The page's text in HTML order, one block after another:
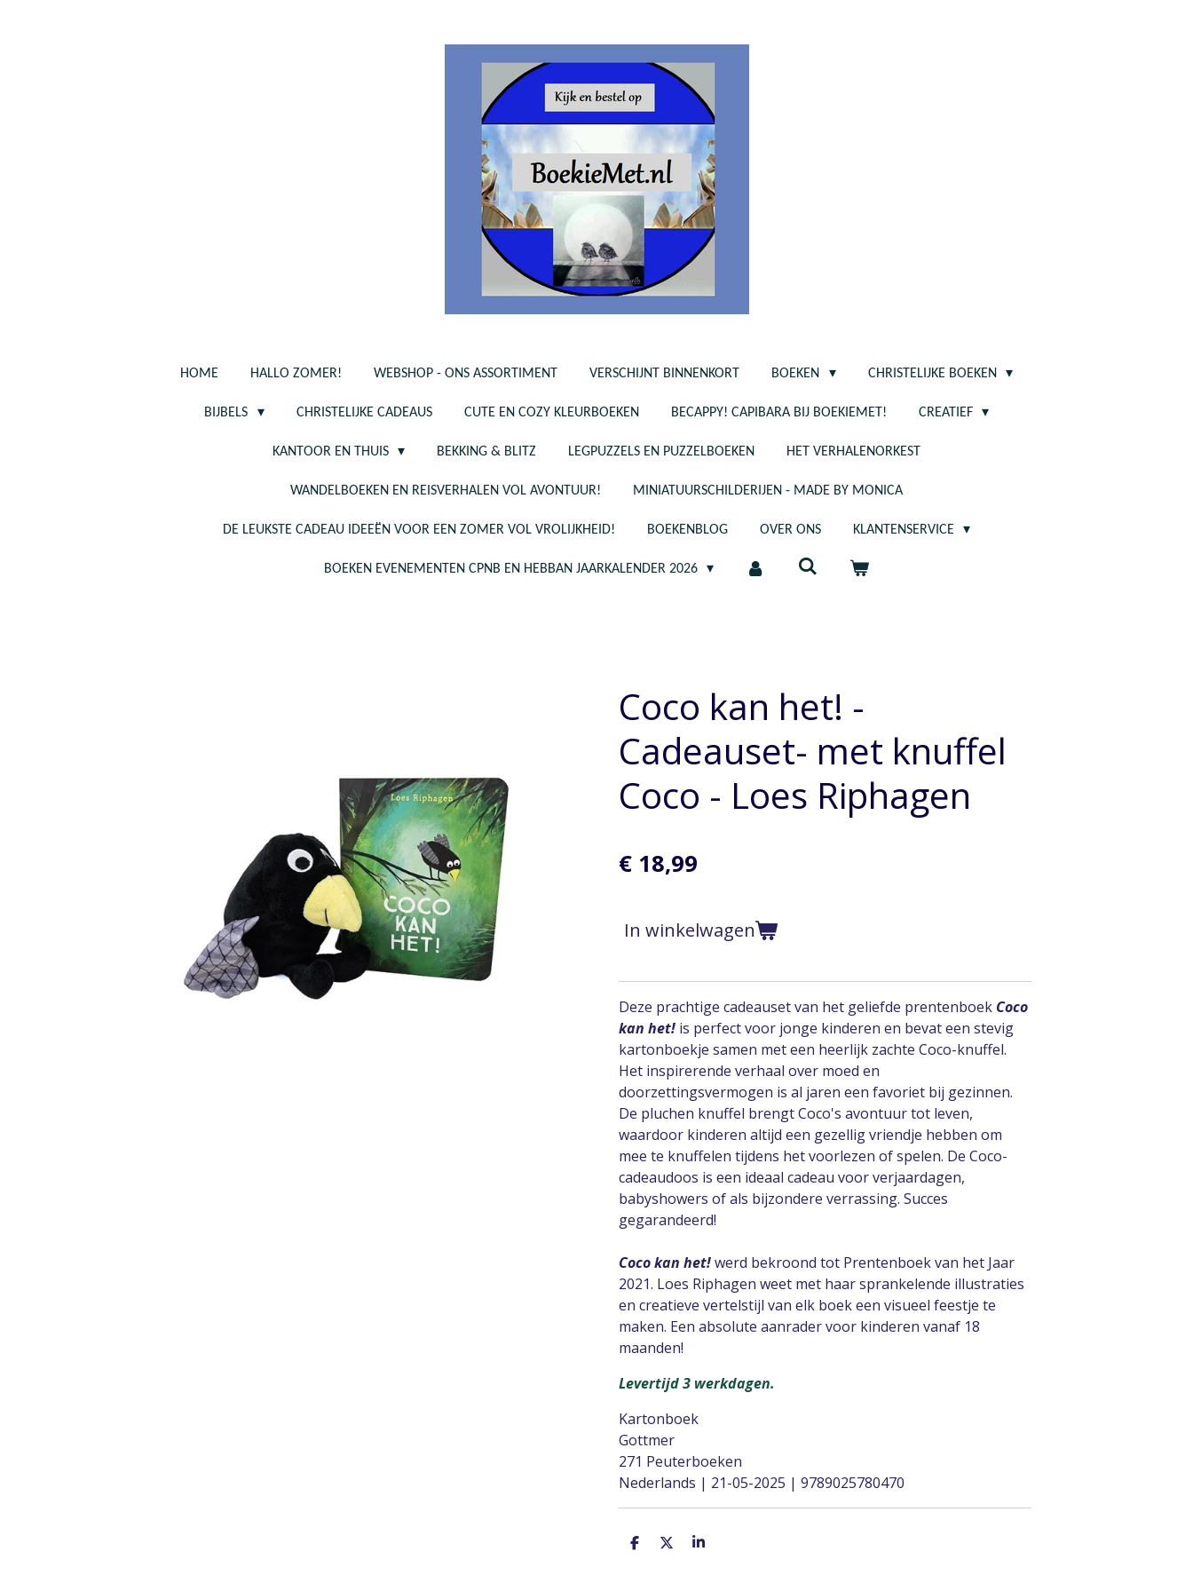
HOME HALLO ZOMER! WEBSHOP - ONS ASSORTIMENT VERSCHIJNT BINNENKORT BOEKEN CHRISTELIJKE BOEKEN
BIJBELS CHRISTELIJKE CADEAUS CUTE EN COZY KLEURBOEKEN BECAPPY! CAPIBARA BIJ BOEKIEMET! CREATIEF
KANTOOR EN THUIS BEKKING & BLITZ LEGPUZZELS EN PUZZELBOEKEN HET VERHALENORKEST
WANDELBOEKEN EN REISVERHALEN VOL AVONTUUR! MINIATUURSCHILDERIJEN - MADE BY MONICA
DE LEUKSTE CADEAU IDEEËN VOOR EEN ZOMER VOL VROLIJKHEID! BOEKENBLOG OVER ONS KLANTENSERVICE
BOEKEN EVENEMENTEN CPNB EN HEBBAN JAARKALENDER 2026
Coco kan het! -
Cadeauset- met knuffel
Coco - Loes Riphagen
€ 18,99
In winkelwagen
Deze prachtige cadeauset van het geliefde prentenboek Coco
kan het! is perfect voor jonge kinderen en bevat een stevig
kartonboekje samen met een heerlijk zachte Coco-knuffel.
Het inspirerende verhaal over moed en
doorzettingsvermogen is al jaren een favoriet bij gezinnen.
De pluchen knuffel brengt Coco's avontuur tot leven,
waardoor kinderen altijd een gezellig vriendje hebben om
mee te knuffelen tijdens het voorlezen of spelen. De Coco-
cadeaudoos is een ideaal cadeau voor verjaardagen,
babyshowers of als bijzondere verrassing. Succes
gegarandeerd!
Coco kan het!werd bekroond tot Prentenboek van het Jaar
2021. Loes Riphagen weet met haar sprankelende illustraties
en creatieve vertelstijl van elk boek een visueel feestje te
maken. Een absolute aanrader voor kinderen vanaf 18
maanden!
Levertijd 3 werkdagen.
Kartonboek
Gottmer
271 Peuterboeken
Nederlands | 21-05-2025 | 9789025780470
D
D
S